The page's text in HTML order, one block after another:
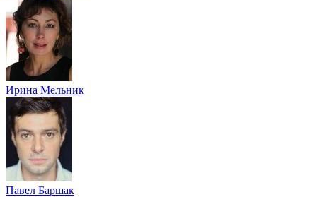
Ирина Мельник
Павел Баршак